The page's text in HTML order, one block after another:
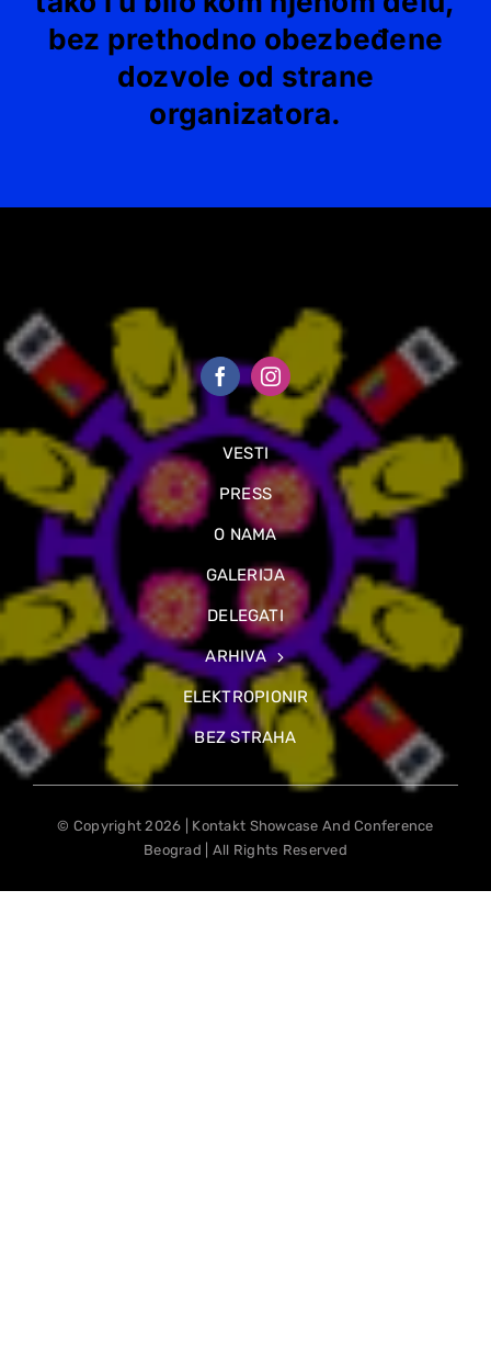
bez prethodno obezbeđene
dozvole od strane
organizatora.
VESTI
PRESS
O NAMA
GALERIJA
DELEGATI
ARHIVA
ELEKTROPIONIR
BEZ STRAHA
© Copyright 2026 | Kontakt Showcase And Conference
Beograd | All Rights Reserved